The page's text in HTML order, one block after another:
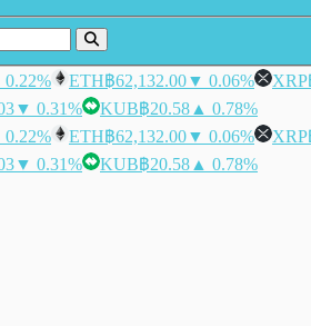
ETH฿62,132.00▼ 0.06% XRP
▼ 0.31% KUB฿20.58 ▲ 0.78%
ETH฿62,132.00▼ 0.06% XRP
▼ 0.31% KUB฿20.58 ▲ 0.78%